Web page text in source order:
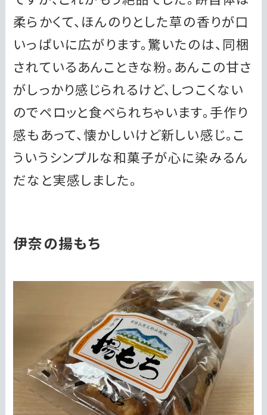
柔らかくて、ほんのりとした草の香りが口
いっぱいに広がります。驚いたのは、同梱
されているあんこときな粉。あんこの甘さ
がしっかり感じられるけど、しつこくない
のでペロッと食べられちゃいます。手作り
感もあって、懐かしいけど新しい感じ。こ
ういうシンプルな和菓子が心に染みるん
だなと実感しました。
伊奈の揚もち